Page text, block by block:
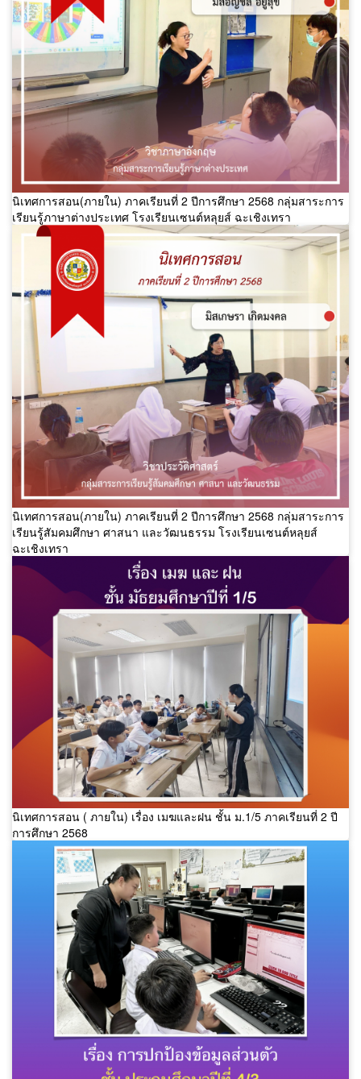
นิเทศการสอน(ภายใน) ภาคเรียนที่ 2 ปีการศึกษา 2568 กลุ่มสาระการ
เรียนรู้ภาษาต่างประเทศ โรงเรียนเซนต์หลุยส์ ฉะเชิงเทรา
นิเทศการสอน(ภายใน) ภาคเรียนที่ 2 ปีการศึกษา 2568 กลุ่มสาระการ
เรียนรู้สัมคมศึกษา ศาสนา และวัฒนธรรม โรงเรียนเซนต์หลุยส์
ฉะเชิงเทรา
นิเทศการสอน ( ภายใน) เรื่อง เมฆและฝน ชั้น ม.1/5 ภาคเรียนที่ 2 ปี
การศึกษา 2568